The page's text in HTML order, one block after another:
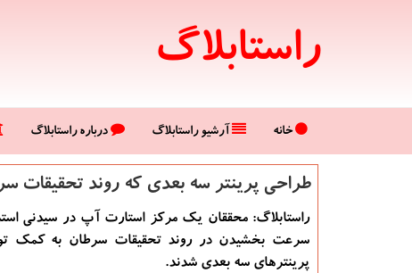
راستابلاگ
خانه آرشیو راستابلاگ درباره راستابلاگ
طراحی پرینتر سه بعدی كه روند تحقیقات
راستابلاگ: محققان یك مركز استارت آپ در سیدنی
سرعت بخشیدن در روند تحقیقات سرطان به كمك
پرینترهای سه بعدی شدند.